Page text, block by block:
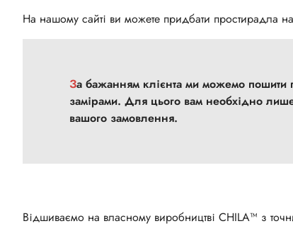
На нашому сайті ви можете придбати простирадла
За бажанням клієнта ми можемо пошити постільну білизну нестандартного розміру за індивідуальними
замірами. Для цього вам необхідно
вашого замовлення.
Відшиваємо на власному виробництві CHILA™ з